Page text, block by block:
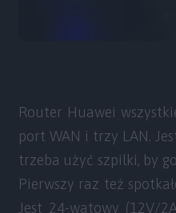
Router Huawei
port WAN i trzy LAN.
trzeba użyć szpilki, by
Pierwszy raz też
Jest 24-watowy (12V/